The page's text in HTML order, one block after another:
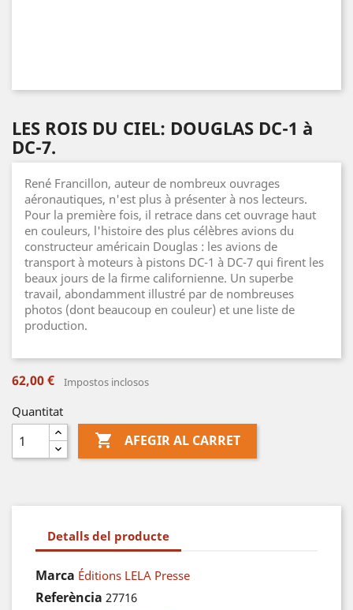
LES ROIS DU CIEL: DOUGLAS DC-1 à
DC-7.
René Francillon, auteur de nombreux ouvrages
aéronautiques, n'est plus à présenter à nos lecteurs.
Pour la première fois, il retrace dans cet ouvrage haut
en couleurs, l'histoire des plus célèbres avions du
constructeur américain Douglas : les avions de
transport à moteurs à pistons DC-1 à DC-7 qui firent les
beaux jours de la firme californienne. Un superbe
travail, abondamment illustré par de nombreuses
photos (dont beaucoup en couleur) et une liste de
production.
62,00 € Impostos inclosos
Quantitat
 AFEGIR AL CARRET
Detalls del producte
Marca Éditions LELA Presse
Referència 27716